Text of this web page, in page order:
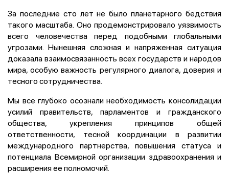
За последние сто лет не было планетарного бедствия
такого масштаба. Оно продемонстрировало уязвимость
всего человечества перед подобными глобальными
угрозами. Нынешняя сложная и напряженная ситуация
доказала взаимосвязанность всех государств и народов
мира, особую важность регулярного диалога, доверия и
тесного сотрудничества.
Мы все глубоко осознали необходимость консолидации
усилий правительств, парламентов и гражданского
общества, укрепления принципов общей
ответственности, тесной координации в развитии
международного партнерства, повышения статуса и
потенциала Всемирной организации здравоохранения и
расширения ее полномочий.